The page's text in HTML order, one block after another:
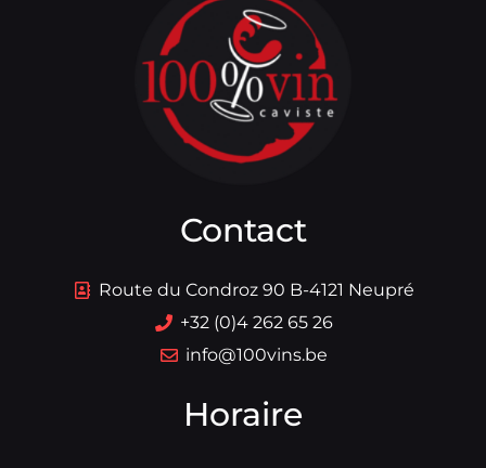
Contact
Route du Condroz 90 B-4121 Neupré
+32 (0)4 262 65 26
info@100vins.be
Horaire